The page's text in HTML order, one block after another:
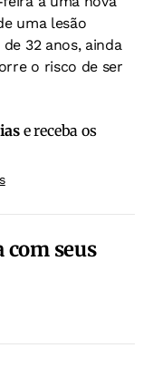
uma lesão
32 anos, ainda
o risco de ser
e receba os
seus